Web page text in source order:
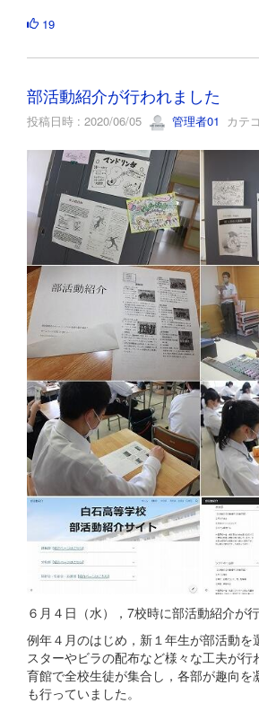
19
部活動紹介が行われました
投稿日時 : 2020/06/05 管理者01 カテ
６月４日（水），7校時に部活動紹介が行
例年４月のはじめ，新１年生が部活動を
スターやビラの配布など様々な工夫が行
育館で全校生徒が集合し，各部が趣向を
も行っていました。